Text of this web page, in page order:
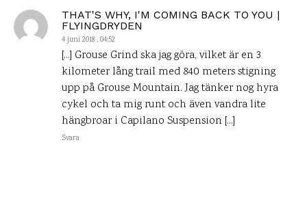
THAT'S WHY, I'M COMING BACK TO YOU |
FLYINGDRYDEN
4 juni 2018 , 04:52
[…] Grouse Grind ska jag göra, vilket är en 3
kilometer lång trail med 840 meters stigning
upp på Grouse Mountain. Jag tänker nog hyra
cykel och ta mig runt och även vandra lite
hängbroar i Capilano Suspension […]
Svara